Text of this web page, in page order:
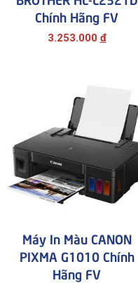
Chính Hãng FV
3.253.000 đ
Máy In Màu CANON
PIXMA G1010 Chính
Hãng FV